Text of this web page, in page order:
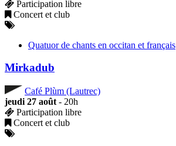
Participation libre
Concert et club
Quatuor de chants en occitan et français
Mirkadub
Café Plùm (Lautrec)
jeudi 27 août - 20h
Participation libre
Concert et club